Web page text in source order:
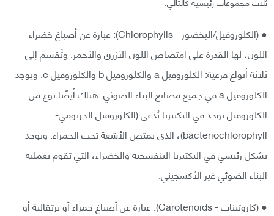
● (الكلوروفيل/اليخضور - Chlorophylls): عبارة عن أصباغ خضراء
اللون، لها القدرة على امتصاص اللون الأزرق والأحمر. وتُقسم إلى
ثلاثة أنواع فرعية: الكلوروفيل a والكلوروفيل b والكلوروفيل c. ويوجد
الكلوروفيل a في جميع مصانع البناء الضوئي. هناك أيضًا نوع من
الكلوروفيل يوجد في البكتيريا يُدعى (الكلوروفيل الجرثومي-
bacteriochlorophyll)، الذي يمتص الأشعة تحت الحمراء. ويوجد
بشكل رئيسي في البكتيريا البنفسجية والخضراء، التي تقوم بعملية
البناء الضوئي غير الأكسجيني.
● (كاروتينات - Carotenoids): عبارة عن أصباغ حمراء أو برتقالية أو